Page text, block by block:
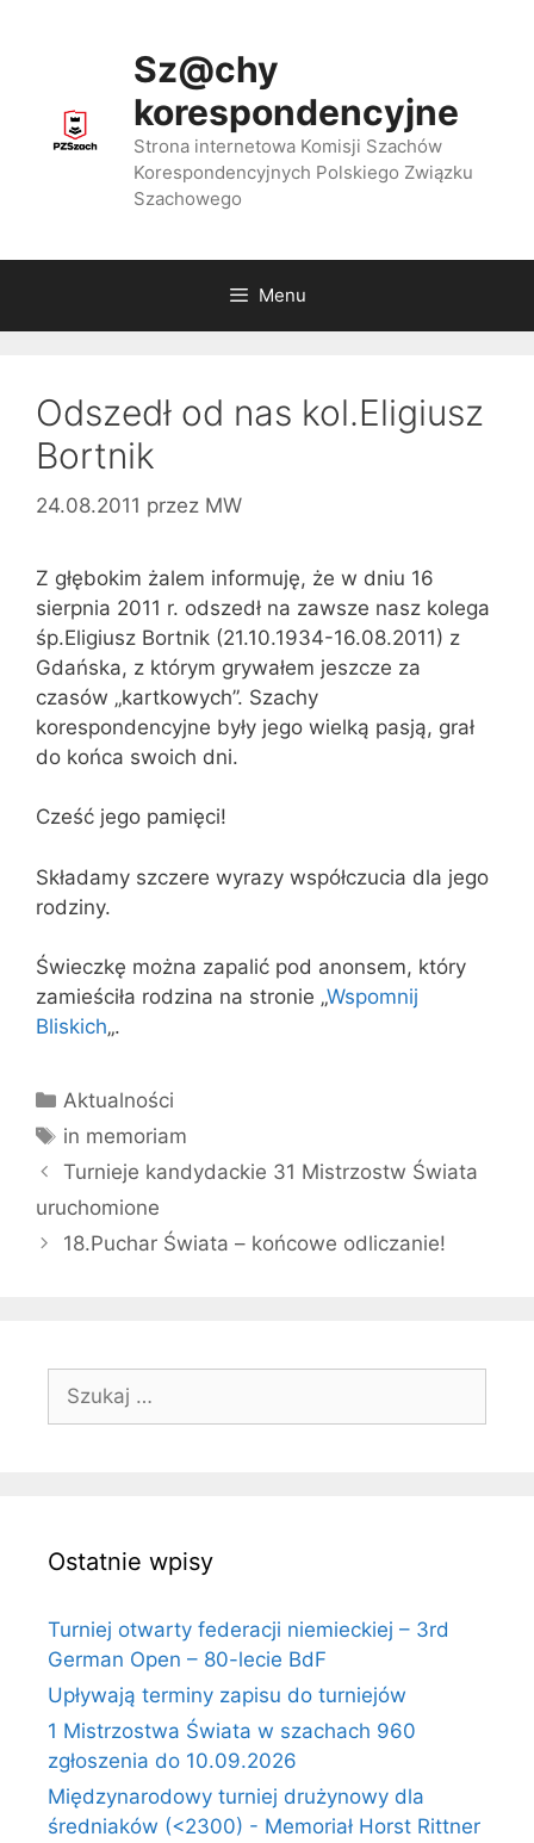
Sz@chy
korespondencyjne
Strona internetowa Komisji Szachów
Korespondencyjnych Polskiego Związku
Szachowego
Menu
Odszedł od nas kol.Eligiusz
Bortnik
24.08.2011 przez MW
Z głębokim żalem informuję, że w dniu 16
sierpnia 2011 r. odszedł na zawsze nasz kolega
śp.Eligiusz Bortnik (21.10.1934-16.08.2011) z
Gdańska, z którym grywałem jeszcze za
czasów „kartkowych”. Szachy
korespondencyjne były jego wielką pasją, grał
do końca swoich dni.
Cześć jego pamięci!
Składamy szczere wyrazy współczucia dla jego
rodziny.
Świeczkę można zapalić pod anonsem, który
zamieściła rodzina na stronie „Wspomnij
Bliskich„.
Kategorie
Aktualności
Tagi
in memoriam
Turnieje kandydackie 31 Mistrzostw Świata
uruchomione
18.Puchar Świata – końcowe odliczanie!
Szukaj:
Ostatnie wpisy
Turniej otwarty federacji niemieckiej – 3rd
German Open – 80-lecie BdF
Upływają terminy zapisu do turniejów
1 Mistrzostwa Świata w szachach 960
zgłoszenia do 10.09.2026
Międzynarodowy turniej drużynowy dla
średniaków (<2300) - Memoriał Horst Rittner